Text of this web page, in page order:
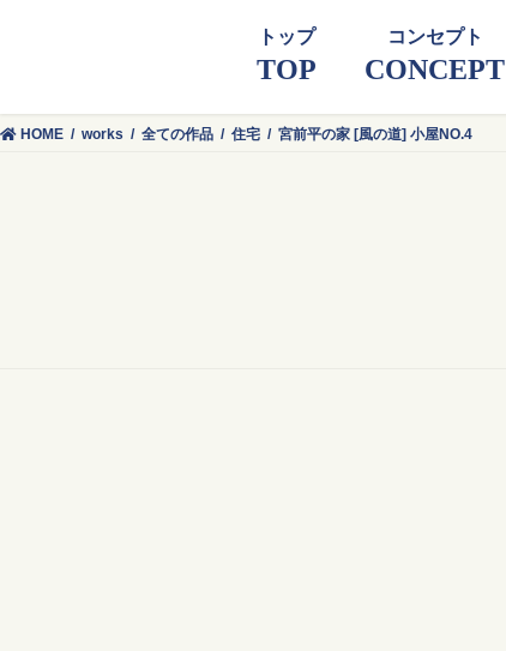
トップ
TOP
コンセプト
CONCEPT
HOME works 全ての作品 住宅 宮前平の家 [風の道] 小屋NO.4